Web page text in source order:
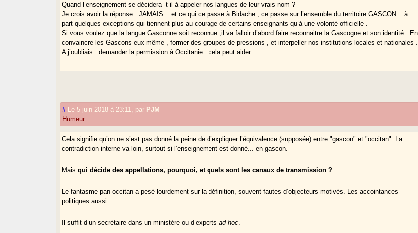
Quand l’enseignement se décidera -t-il à appeler nos langues de leur vrais nom ?
Je crois avoir la réponse : JAMAIS ...et ce qui ce passe à Bidache , ce passe sur l’ensemble du territoire GASCON ...à
part quelques exceptions qui tiennent plus au courage de certains enseignants qu’à une volonté officielle .
Si vous voulez que la langue Gasconne soit reconnue ,il va falloir d’abord faire reconnaitre la Gascogne et son identité . En
convaincre les Gascons eux-même , former des groupes de pressions , et interpeller nos institutions locales et nationales .
A j’oubliais : demander la permission à Occitanie : cela peut aider .
# Le 5 juin 2018 à 23:11 par PJM
Humeur
Cela signifie qu’on ne s’est pas donné la peine de d’expliquer l’équivalence (supposée) entre "gascon" et "occitan". La
contradiction interne va loin, surtout si l’enseignement est donné... en gascon.
Maisqui décide des appellations, pourquoi, et quels sont les canaux de transmission ?
Le fantasme pan-occitan a pesé lourdement sur la définition, souvent fautes d’objecteurs motivés. Les accointances
politiques aussi.
Il suffit d’un secrétaire dans un ministère ou d’expertsad hoc